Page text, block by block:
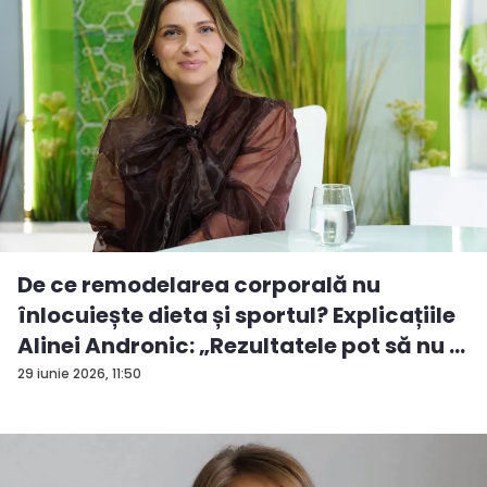
29 iunie 2026, 11:50
De ce remodelarea corporală nu
înlocuiește dieta și sportul? Explicațiile
Alinei Andronic: „Rezultatele pot să nu ...